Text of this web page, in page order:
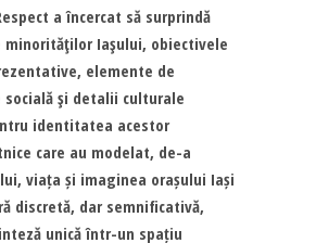
a încercat să surprindă
minorităţilor Iaşului, obiectivele
elemente de
şi detalii culturale
identitatea acestor
care au modelat, de-a
viața și imaginea orașului Iași
discretă, dar semnificativă,
unică într-un spațiu